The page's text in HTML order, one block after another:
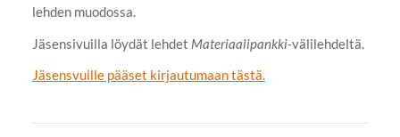
lehden muodossa.
Jäsensivuilla löydät lehdet Materiaalipankki-välilehdeltä.
Jäsensvuille pääset kirjautumaan tästä.